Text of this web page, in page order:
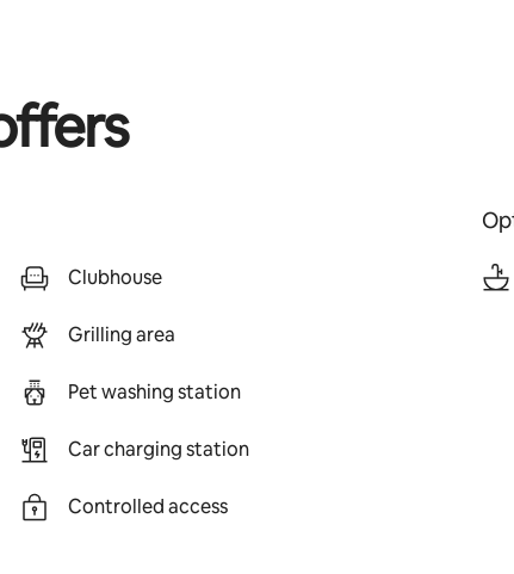
Clubhouse
Grilling area
Pet washing station
Car charging station
Controlled access